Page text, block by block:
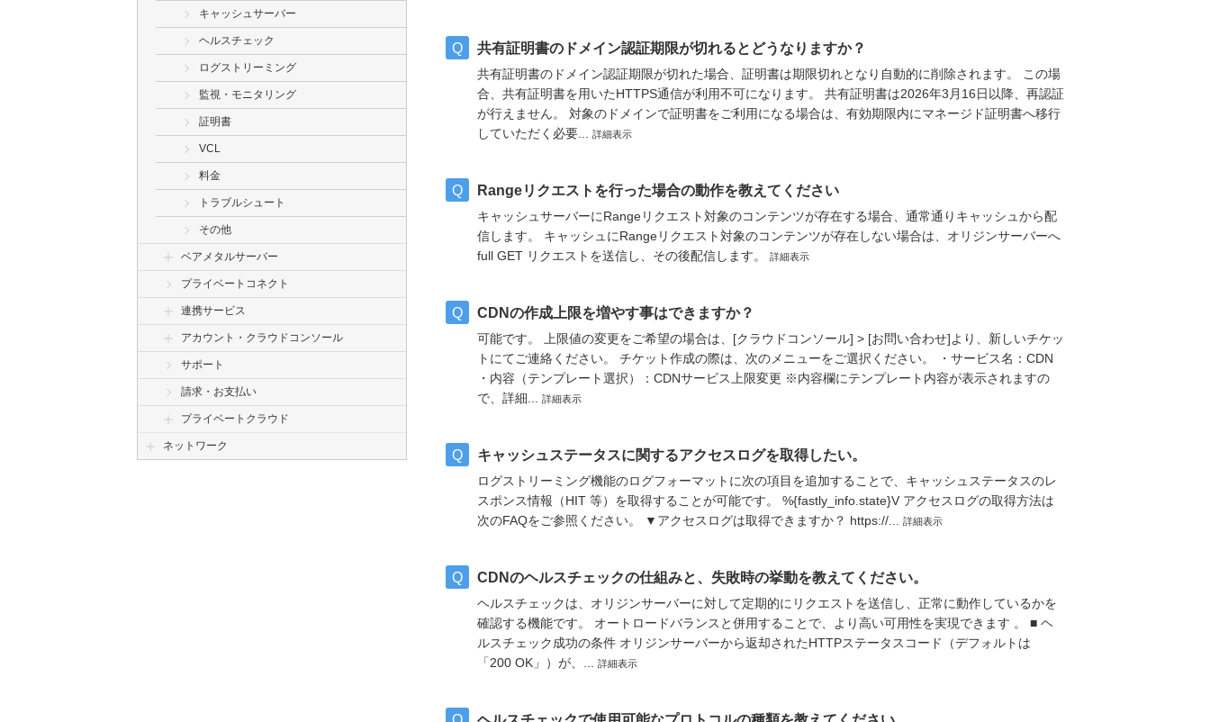
キャッシュサーバー
ヘルスチェック
ログストリーミング
監視・モニタリング
証明書
VCL
料金
トラブルシュート
その他
ベアメタルサーバー
プライベートコネクト
連携サービス
アカウント・クラウドコンソール
サポート
請求・お支払い
プライベートクラウド
ネットワーク
共有証明書のドメイン認証期限が切れるとどうなりますか？
共有証明書のドメイン認証期限が切れた場合、証明書は期限切れとなり自動的に削除されます。 この場
合、共有証明書を用いたHTTPS通信が利用不可になります。 共有証明書は2026年3月16日以降、再認証
が行えません。 対象のドメインで証明書をご利用になる場合は、有効期限内にマネージド証明書へ移行
していただく必要... 詳細表示
Rangeリクエストを行った場合の動作を教えてください
キャッシュサーバーにRangeリクエスト対象のコンテンツが存在する場合、通常通りキャッシュから配
信します。 キャッシュにRangeリクエスト対象のコンテンツが存在しない場合は、オリジンサーバーへ
full GET リクエストを送信し、その後配信します。
詳細表示
CDNの作成上限を増やす事はできますか？
可能です。 上限値の変更をご希望の場合は、[クラウドコンソール] > [お問い合わせ]より、新しいチケッ
トにてご連絡ください。 チケット作成の際は、次のメニューをご選択ください。 ・サービス名：CDN
・内容（テンプレート選択）：CDNサービス上限変更 ※内容欄にテンプレート内容が表示されますの
で、詳細... 詳細表示
キャッシュステータスに関するアクセスログを取得したい。
ログストリーミング機能のログフォーマットに次の項目を追加することで、キャッシュステータスのレ
スポンス情報（HIT 等）を取得することが可能です。 %{fastly_info.state}V アクセスログの取得方法は
次のFAQをご参照ください。 ▼アクセスログは取得できますか？ https://... 詳細表示
CDNのヘルスチェックの仕組みと、失敗時の挙動を教えてください。
ヘルスチェックは、オリジンサーバーに対して定期的にリクエストを送信し、正常に動作しているかを
確認する機能です。 オートロードバランスと併用することで、より高い可用性を実現できます 。 ■ ヘ
ルスチェック成功の条件 オリジンサーバーから返却されたHTTPステータスコード（デフォルトは
「200 OK」）が、... 詳細表示